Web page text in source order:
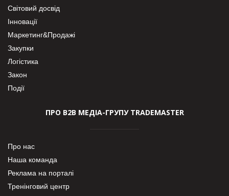
Світовий досвід
Інновації
Маркетинг&Продажі
Закупки
Логістика
Закон
Події
ПРО В2В МЕДІА-ГРУПУ TRADEMASTER
Про нас
Наша команда
Реклама на порталі
Тренінговий центр